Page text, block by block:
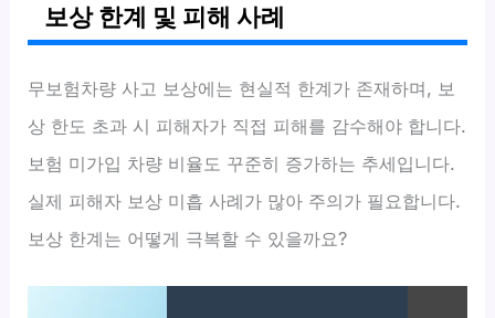
보상 한계 및 피해 사례
무보험차량 사고 보상에는 현실적 한계가 존재하며, 보
상 한도 초과 시 피해자가 직접 피해를 감수해야 합니다.
보험 미가입 차량 비율도 꾸준히 증가하는 추세입니다.
실제 피해자 보상 미흡 사례가 많아 주의가 필요합니다.
보상 한계는 어떻게 극복할 수 있을까요?